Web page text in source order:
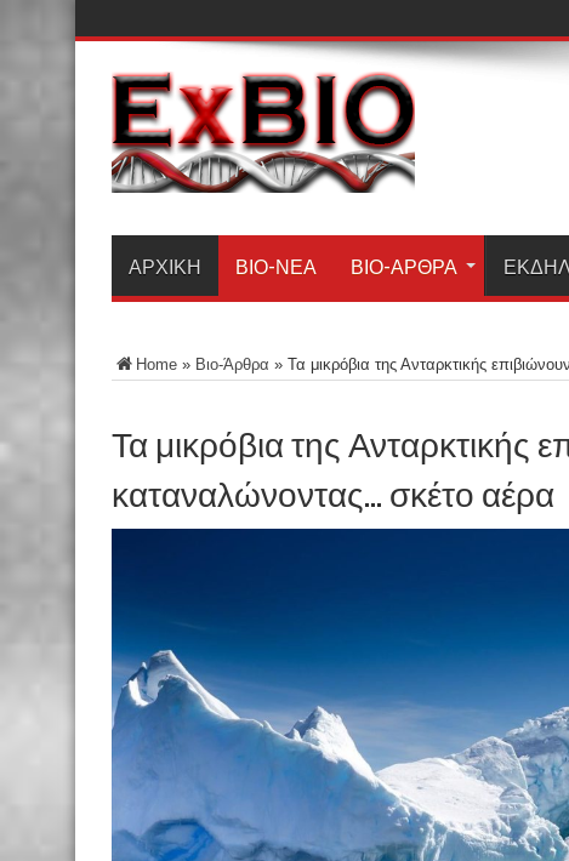
ΑΡΧΙΚΗ ΒΙΟ-ΝΈΑ ΒΙΟ-ΆΡΘΡΑ
Home » Βιο-Άρθρα » Τα μικρόβια της Ανταρκτικής
Τα μικρόβια της Ανταρκτικής
καταναλώνοντας… σκέτο αέρα